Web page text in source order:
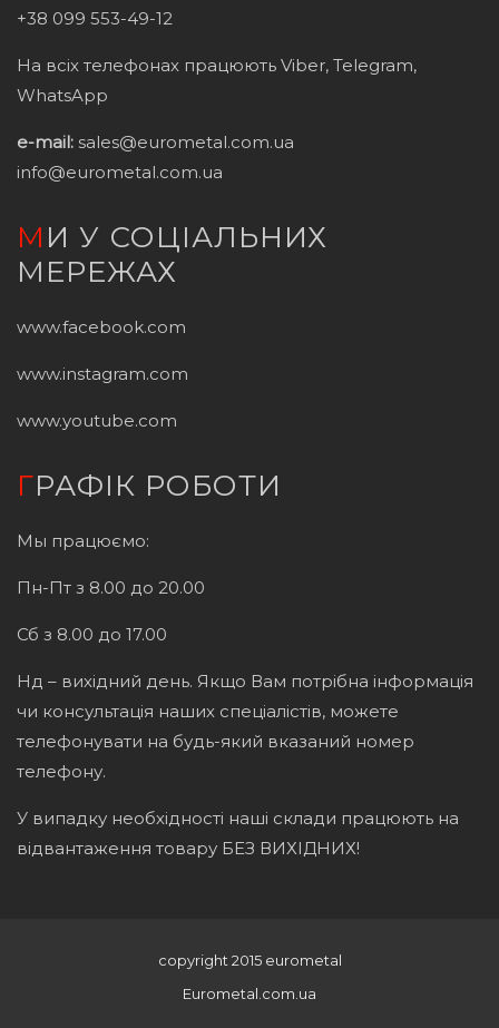
+38 099 553-49-12
На всіх телефонах працюють Viber, Telegram,
WhatsApp
e-mail: sales@eurometal.com.ua
info@eurometal.com.ua
МИ У СОЦІАЛЬНИХ
МЕРЕЖАХ
www.facebook.com
www.instagram.com
www.youtube.com
ГРАФІК РОБОТИ
Мы працюємо:
Пн-Пт з 8.00 до 20.00
Сб з 8.00 до 17.00
Нд – вихідний день. Якщо Вам потрібна інформація
чи консультація наших спеціалістів, можете
телефонувати на будь-який вказаний номер
телефону.
У випадку необхідності наші склади працюють на
відвантаження товару БЕЗ ВИХІДНИХ!
copyright 2015 eurometal
Eurometal.com.ua